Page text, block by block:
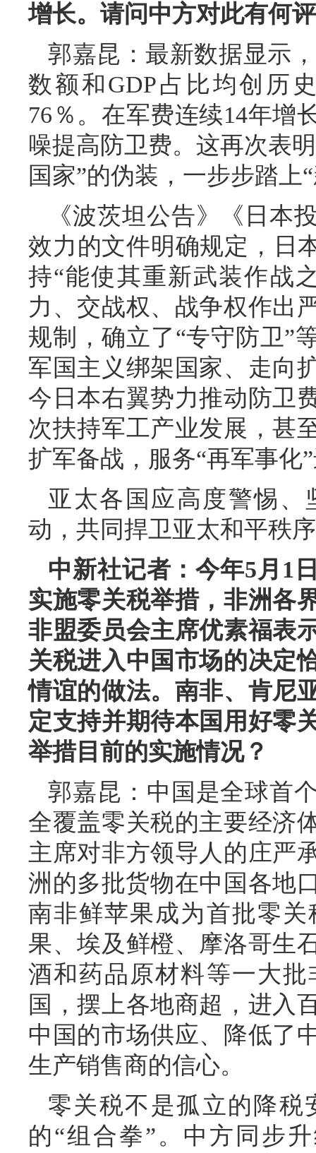
增长。请问中方对此有何
郭嘉昆：最新数据显示
数额和GDP占比均创历
76％。在军费连续14年增
噪提高防卫费。这再次表
国家”的伪装，一步步踏上
《波茨坦公告》《日本
效力的文件明确规定，日
持“能使其重新武装作战
力、交战权、战争权作出
规制，确立了“专守防卫”
军国主义绑架国家、走向
今日本右翼势力推动防卫
次扶持军工产业发展，甚
扩军备战，服务“再军事化
亚太各国应高度警惕、
动，共同捍卫亚太和平秩
中新社记者：今年5月1
实施零关税举措，非洲各
非盟委员会主席优素福表
关税进入中国市场的决定
情谊的做法。南非、肯尼
定支持并期待本国用好零
举措目前的实施情况？
郭嘉昆：中国是全球首
全覆盖零关税的主要经济
主席对非方领导人的庄严
洲的多批货物在中国各地
南非鲜苹果成为首批零
果、埃及鲜橙、摩洛哥生
酒和药品原材料等一大
国，摆上各地商超，进入
中国的市场供应、降低了
生产销售商的信心。
零关税不是孤立的降税
的“组合拳”。中方同步